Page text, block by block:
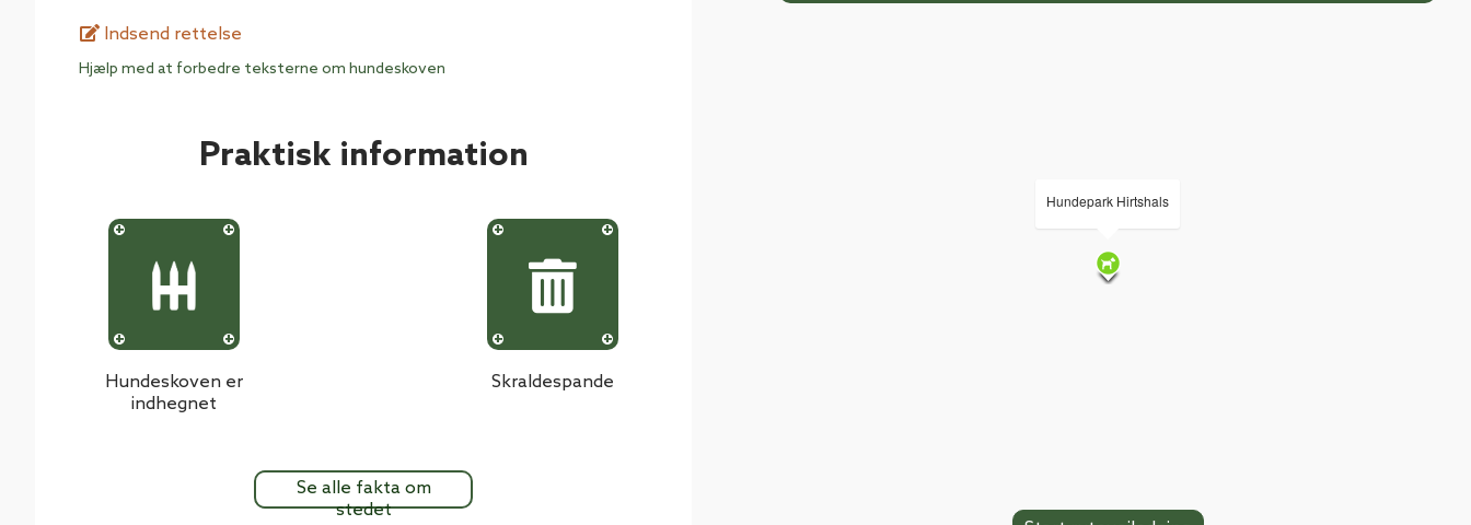
Indsend rettelse
Hjælp med at forbedre teksterne om hundeskoven
Praktisk information
Hundeskoven er
indhegnet
Skraldespande
Se alle fakta om
stedet
Hundepark Hirtshals